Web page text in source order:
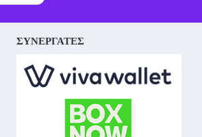
ΣΥΝΕΡΓΑΤΕΣ